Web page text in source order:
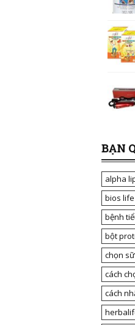
BẠN
alpha
bios life
bệnh
bột
chọn
cách
cách